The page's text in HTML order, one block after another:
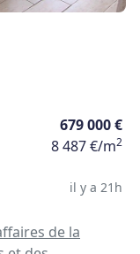
679 000 €
8 487 €/m2
il y a 21h
de la